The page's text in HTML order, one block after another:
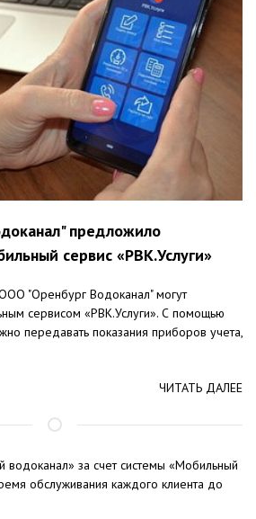
предложило
сервис «РВК.Услуги»
"Оренбург Водоканал" могут
сервисом «РВК.Услуги». С помощью
передавать показания приборов учета,
ЧИТАТЬ ДАЛЕЕ